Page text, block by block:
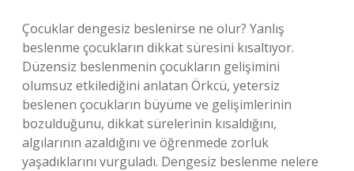
Çocuklar dengesiz beslenirse ne olur? Yanlış
beslenme çocukların dikkat süresini kısaltıyor.
Düzensiz beslenmenin çocukların gelişimini
olumsuz etkilediğini anlatan Örkcü, yetersiz
beslenen çocukların büyüme ve gelişimlerinin
bozulduğunu, dikkat sürelerinin kısaldığını,
algılarının azaldığını ve öğrenmede zorluk
yaşadıklarını vurguladı. Dengesiz beslenme nelere